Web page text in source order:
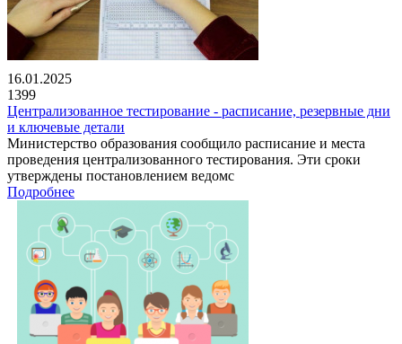
16.01.2025
1399
Централизованное тестирование - расписание, резервные дни
и ключевые детали
Министерство образования сообщило расписание и места
проведения централизованного тестирования. Эти сроки
утверждены постановлением ведомс
Подробнее